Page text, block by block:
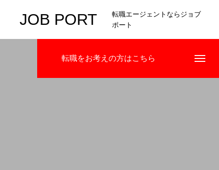
JOB PORT
転職エージェントならジョブ
ポート
転職をお考えの方はこちら